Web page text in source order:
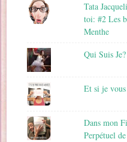
Tata
toi: #2 Les
Menthe
Qui Suis Je?
Et si je
Dans mon
Perpétuel